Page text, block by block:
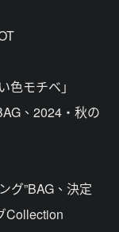
色モチベ」
、2024・秋の
グ”BAG、決定
Collection